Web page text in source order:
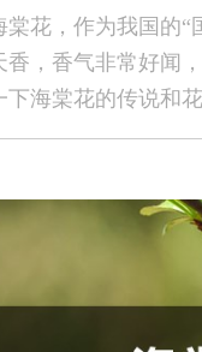
棠花，作为我国的“
香，香气非常好闻
下海棠花的传说和花